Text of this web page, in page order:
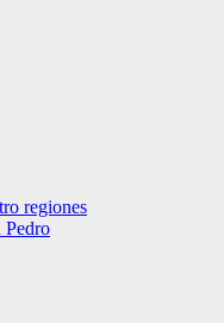
regiones
Pedro